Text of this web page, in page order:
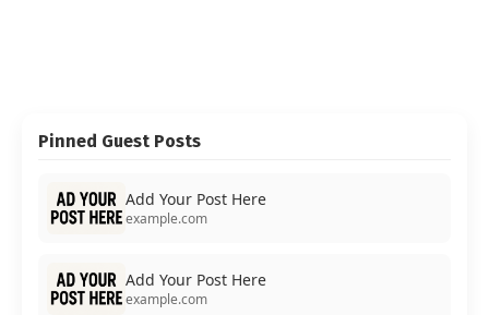
Pinned Guest Posts
Add Your Post Here
example.com
Add Your Post Here
example.com